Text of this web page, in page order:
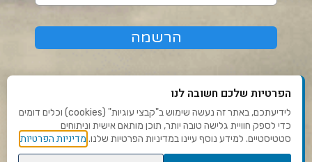
תנאי שימוש ומדיניות פרטיות
פנו אלינו
הפרטיות שלכם חשובה לנו
לידיעתכם, באתר זה נעשה שימוש ב"קבצי עוגיות" (cookies) וכלים דומים
כדי לספק חוויית גלישה טובה יותר, תוכן מותאם אישית וניתוחים
סטטיסטיים. למידע נוסף עיינו במדיניות הפרטיות שלנו. מדיניות הפרטיות